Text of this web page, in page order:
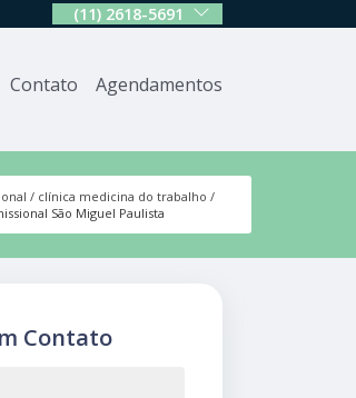
(11) 2618-5691
Contato Agendamentos
clínica medicina do trabalho
São Miguel Paulista
Contato